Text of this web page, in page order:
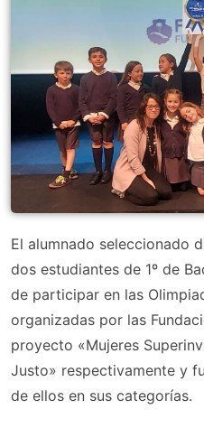
El alumnado seleccionado
dos estudiantes de 1º de
de participar en las
organizadas por las
proyecto «Mujeres
Justo» respectivamente y
de ellos en sus categorías.